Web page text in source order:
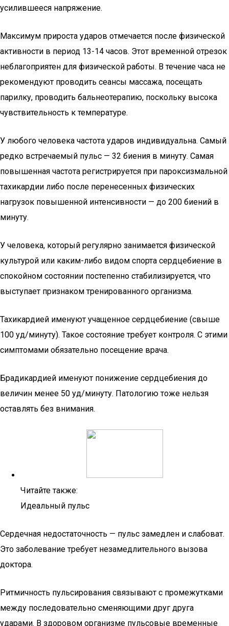
усилившееся напряжение.
Максимум прироста ударов отмечается после физической
активности в период 13-14 часов. Этот временной отрезок
неблагоприятен для физической работы. В течение часа не
рекомендуют проводить сеансы массажа, посещать
парилку, проводить бальнеотерапию, поскольку высока
чувствительность к температуре.
У любого человека частота ударов индивидуальна. Самый
редко встречаемый пульс — 32 биения в минуту. Самая
повышенная частота регистрируется при пароксизмальной
тахикардии либо после перенесенных физических
нагрузок повышенной интенсивности — до 200 биений в
минуту.
У человека, который регулярно занимается физической
культурой или каким-либо видом спорта сердцебиение в
спокойном состоянии постепенно стабилизируется, что
выступает признаком тренированного организма.
Тахикардией именуют учащенное сердцебиение (свыше
100 уд/минуту). Такое состояние требует контроля. С этими
симптомами обязательно посещение врача.
Брадикардией именуют понижение сердцебиения до
величин менее 50 уд/минуту. Патологию тоже нельзя
оставлять без внимания.
Читайте также:
Идеальный пульс
Сердечная недостаточность — пульс замедлен и слабоват.
Это заболевание требует незамедлительного вызова
доктора.
Ритмичность пульсирования связывают с промежутками
между последовательно сменяющими друг друга
ударами. В здоровом организме пульсовые временные